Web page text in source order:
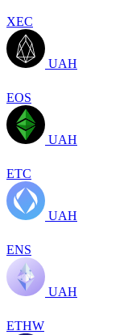
XEC
UAH
EOS
UAH
ETC
UAH
ENS
UAH
ETHW